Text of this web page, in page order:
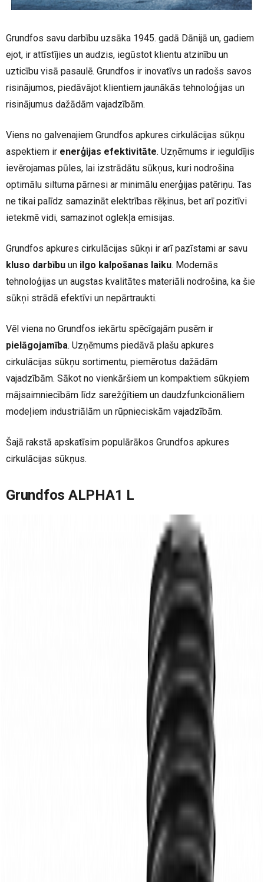
Grundfos savu darbību uzsāka 1945. gadā Dānijā un, gadiem
ejot, ir attīstījies un audzis, iegūstot klientu atzinību un
uzticību visā pasaulē. Grundfos ir inovatīvs un radošs savos
risinājumos, piedāvājot klientiem jaunākās tehnoloģijas un
risinājumus dažādām vajadzībām.
Viens no galvenajiem Grundfos apkures cirkulācijas sūkņu
aspektiem ir enerģijas efektivitāte. Uzņēmums ir ieguldījis
ievērojamas pūles, lai izstrādātu sūkņus, kuri nodrošina
optimālu siltuma pārnesi ar minimālu enerģijas patēriņu. Tas
ne tikai palīdz samazināt elektrības rēķinus, bet arī pozitīvi
ietekmē vidi, samazinot oglekļa emisijas.
Grundfos apkures cirkulācijas sūkņi ir arī pazīstami ar savu
kluso darbību un ilgo kalpošanas laiku. Modernās
tehnoloģijas un augstas kvalitātes materiāli nodrošina, ka šie
sūkņi strādā efektīvi un nepārtraukti.
Vēl viena no Grundfos iekārtu spēcīgajām pusēm ir
pielāgojamība. Uzņēmums piedāvā plašu apkures
cirkulācijas sūkņu sortimentu, piemērotus dažādām
vajadzībām. Sākot no vienkāršiem un kompaktiem sūkņiem
mājsaimniecībām līdz sarežģītiem un daudzfunkcionāliem
modeļiem industriālām un rūpnieciskām vajadzībām.
Šajā rakstā apskatīsim populārākos Grundfos apkures
cirkulācijas sūkņus.
Grundfos ALPHA1 L